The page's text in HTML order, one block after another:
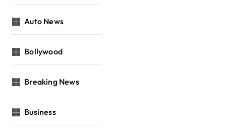
Auto News
Bollywood
Breaking News
Business